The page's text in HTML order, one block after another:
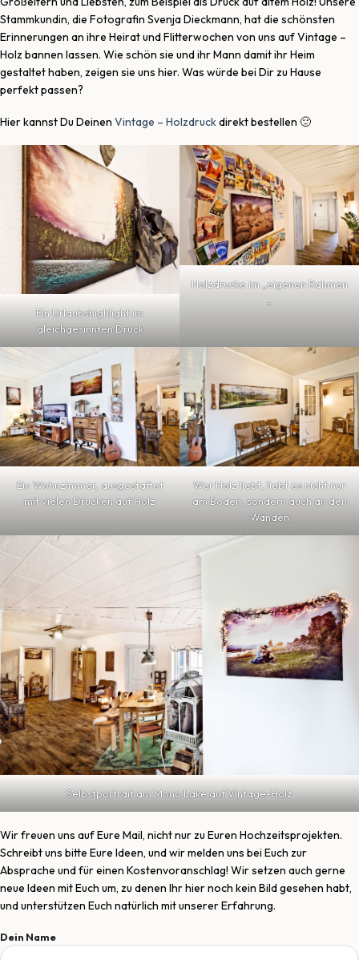
Stammkundin, die Fotografin Svenja Dieckmann, hat die schönsten
Erinnerungen an ihre Heirat und Flitterwochen von uns auf Vintage –
Holz bannen lassen. Wie schön sie und ihr Mann damit ihr Heim
gestaltet haben, zeigen sie uns hier. Was würde bei Dir zu Hause
perfekt passen?
Hier kannst Du Deinen Vintage – Holzdruckdirekt bestellen 🙂
Ein Urlaubshighlight im
gleichgesinnten Druck
Holzdrucke im „eigenen Rahmen
„
Ein Wohnzimmer, ausgestattet
mit vielen Drucken auf Holz
Wer Holz liebt, liebt es nicht nur
am Boden, sondern auch an den
Wänden
Selbstportrait am Mono Lake auf Vintage-Holz
Wir freuen uns auf Eure Mail, nicht nur zu Euren Hochzeitsprojekten.
Schreibt uns bitte Eure Ideen, und wir melden uns bei Euch zur
Absprache und für einen Kostenvoranschlag! Wir setzen auch gerne
neue Ideen mit Euch um, zu denen Ihr hier noch kein Bild gesehen habt,
und unterstützen Euch natürlich mit unserer Erfahrung.
Dein Name